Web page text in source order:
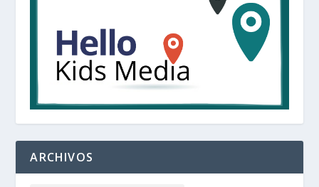
ARCHIVOS